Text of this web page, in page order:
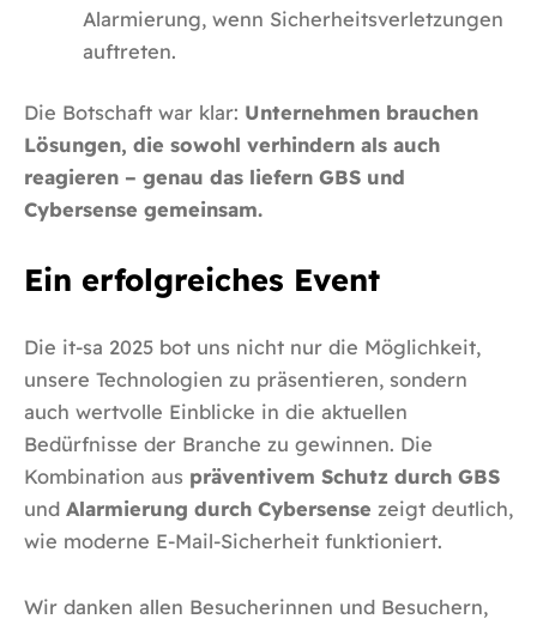
Alarmierung, wenn Sicherheitsverletzungen
auftreten.
Die Botschaft war klar: Unternehmen brauchen
Lösungen, die sowohl verhindern als auch
reagieren – genau das liefern GBS und
Cybersense gemeinsam.
Ein erfolgreiches Event
Die it-sa 2025 bot uns nicht nur die Möglichkeit,
unsere Technologien zu präsentieren, sondern
auch wertvolle Einblicke in die aktuellen
Bedürfnisse der Branche zu gewinnen. Die
Kombination aus präventivem Schutz durch GBS
und Alarmierung durch Cybersense zeigt deutlich,
wie moderne E-Mail-Sicherheit funktioniert.
Wir danken allen Besucherinnen und Besuchern,